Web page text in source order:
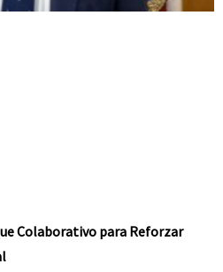
Colaborativo para Reforzar